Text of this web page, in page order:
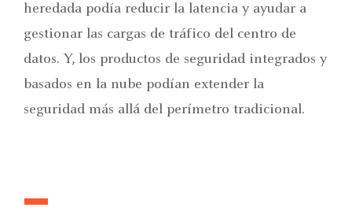
heredada podía reducir la latencia y ayudar a
gestionar las cargas de tráfico del centro de
datos. Y, los productos de seguridad integrados y
basados en la nube podían extender la
seguridad más allá del perímetro tradicional.